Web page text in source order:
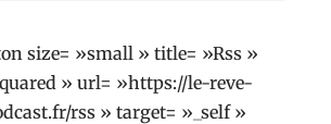
size= »small » title= »Rss »
» url= »https://le-reve-
rss » target= »_self »